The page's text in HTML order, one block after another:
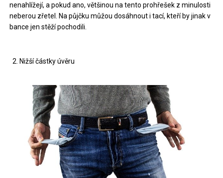
nenahlížejí, a pokud ano, většinou na tento prohřešek z minulosti
neberou zřetel. Na půjčku můžou dosáhnout i tací, kteří by jinak v
bance jen stěží pochodili.
Nižší částky úvěru